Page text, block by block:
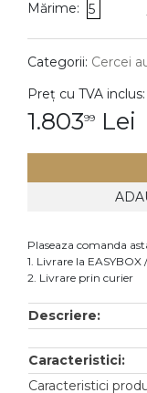
DIAMANTE
Cercei
Accesorii
Aur alb
Mărime: 5
Categorii: Cercei
Preț cu TVA inclus:
1.80399 Lei
Plaseaza comanda
1. Livrare la
2. Livrare prin curier
Descriere:
Caracteristici:
Caracteristici